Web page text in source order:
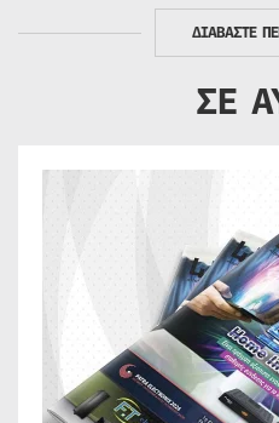
ΔΙΑΒΑΣΤΕ
ΣΕ